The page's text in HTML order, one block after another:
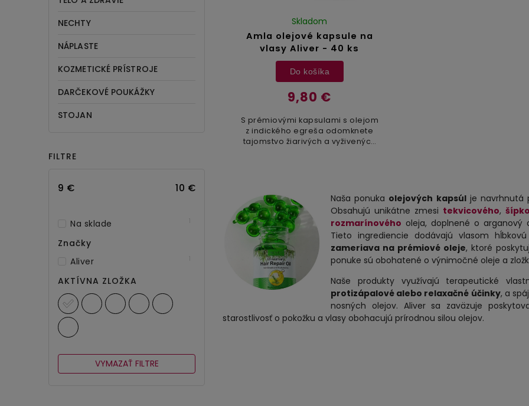
NECHTY
NÁPLASTE
KOZMETICKÉ PRÍSTROJE
DARČEKOVÉ POUKÁŽKY
STOJAN
FILTRE
9 € 10 €
Na sklade
Značky
Aliver
AKTÍVNA ZLOŽKA
VYMAZAŤ FILTRE
Amla olejové kapsule na
vlasy Aliver - 40 ks
Skladom
9,80 €
Do košíka
S prémiovými kapsulami s olejom
z indického egreša odomknete
tajomstvo žiarivých a vyživených
Naša ponuka olejových kapsúlje navrhnutá
Obsahujú unikátne zmesi tekvicového,
rozmarínového oleja, doplnené o arganový
Tieto ingrediencie dodávajú vlasom
zameriava na prémiové oleje, ktoré
ponuke sú obohatené o výnimočné oleje a
Naše produkty využívajú terapeutické
protizápalové alebo relaxačné účinky, a
nosných olejov. Aliver sa zaväzuje
starostlivosť o pokožku a vlasy obohacujú prírodnou silou olejov.